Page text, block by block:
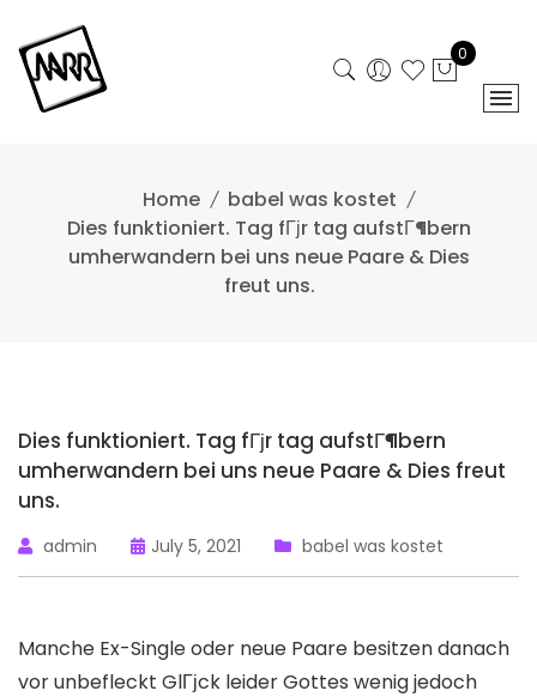
content
0
Home
babel was kostet
Dies funktioniert. Tag fГјr tag aufstГ¶bern
umherwandern bei uns neue Paare & Dies
freut uns.
Dies funktioniert. Tag fГјr tag aufstГ¶bern
umherwandern bei uns neue Paare & Dies freut
uns.
admin July 5, 2021 babel was kostet
Manche Ex-Single oder neue Paare besitzen danach
vor unbefleckt GlГјck leider Gottes wenig jedoch